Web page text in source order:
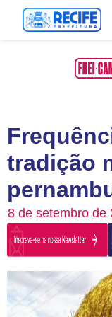
tradição
8 de setembro de